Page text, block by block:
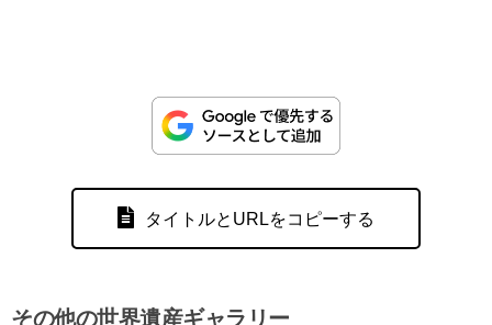
タイトルとURLをコピーする
その他の世界遺産ギャラリー